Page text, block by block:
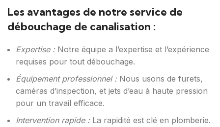
Les avantages de notre service de
débouchage de canalisation :
Expertise : Notre équipe a l’expertise et l’expérience
requises pour tout débouchage.
Équipement professionnel : Nous usons de furets,
caméras d’inspection, et jets d’eau à haute pression
pour un travail efficace.
Intervention rapide : La rapidité est clé en plomberie.